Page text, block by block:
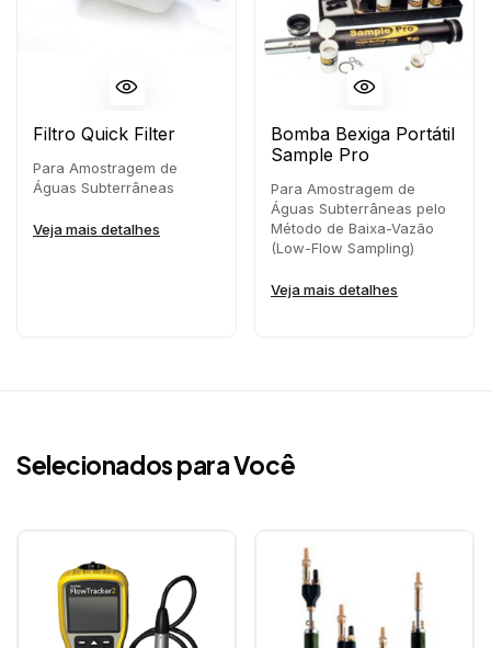
Filtro Quick Filter
Para Amostragem de
Águas Subterrâneas
Veja mais detalhes
Bomba Bexiga Portátil
Sample Pro
Para Amostragem de
Águas Subterrâneas pelo
Método de Baixa-Vazão
(Low-Flow Sampling)
Veja mais detalhes
Selecionados para Você